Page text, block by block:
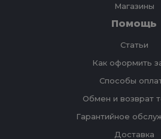
Магазины
Помощь
Статьи
Как оформить
Способы
Обмен и возврат
Гарантийное
Доставка